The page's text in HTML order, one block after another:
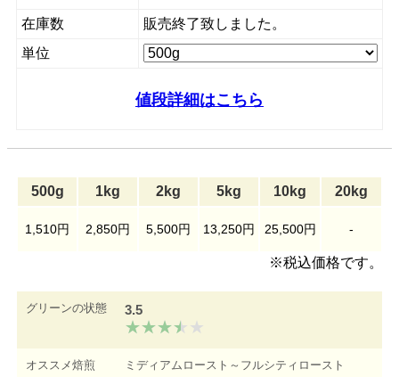
在庫数
販売終了致しました。
単位
値段詳細はこちら
500g 1kg 2kg 5kg 10kg 20kg
※税込価格です。
1,510円 2,850円 5,500円 13,250円 25,500円 -
グリーンの状態 3.5
オススメ焙煎 ミディアムロースト～フルシティロースト